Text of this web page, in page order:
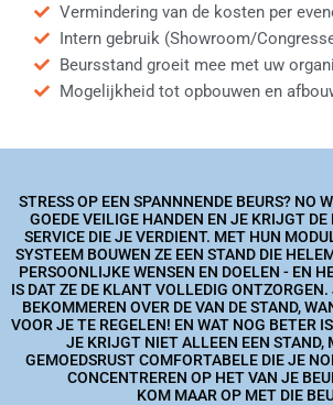
Vermindering van de kosten per
Intern gebruik (Showroom/
Beursstand groeit mee met uw
Mogelijkheid tot opbouwen en
STRESS OP EEN SPANNNENDE BEURS? NO
GOEDE VEILIGE HANDEN EN JE KRIJGT DE
SERVICE DIE JE VERDIENT. MET HUN
SYSTEEM BOUWEN ZE EEN STAND DIE
PERSOONLIJKE WENSEN EN DOELEN - EN
IS DAT ZE DE KLANT VOLLEDIG
BEKOMMEREN OVER DE VAN DE STAND,
VOOR JE TE REGELEN! EN WAT NOG BETER
JE KRIJGT NIET ALLEEN EEN STAND,
GEMOEDSRUST COMFORTABELE DIE JE
CONCENTREREN OP HET VAN JE
KOM MAAR OP MET DIE